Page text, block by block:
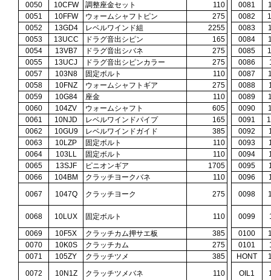
0050
10CFW 調整座金セット 110 0081
0051
10FFW ウォームシャフトピン 275 0082
0052
13GD4 レベルワインド組 2255 0083
0053
13UCC ドラグ音出シピン 165 0084
0054
13VB7 ドラグ音出シバネ 275 0085
0055
13UCJ ドラグ音出シピンカラー 275 0086
0057
103N8 固定ボルト 110 0087
0058
10FNZ ウォームシャフトギア 275 0088
0059
10G84 座金 110 0089
0060
104ZV ウォームシャフト 605 0090
0061
10NJD レベルワインドパイプ 165 0091
0062
10GU9 レベルワインドガイド 385 0092
0063
10LZP 固定ボルト 110 0093
0064
103LL 固定ボルト 110 0094
0065
13SJF ピニオンギア 1705 0095
0066
104BM クラッチヨークバネ 110 0096
0067
1047Q クラッチヨーク 275 0098
0068 10LUX 固定ボルト 110 0099
0069
10F5X クラッチカム押サエ板 385 0100
0070
10K0S クラッチカム 275 0101
0071
105ZY クラッチツメ 385 HONT
0072
10N1Z クラッチツメバネ 110 OIL1